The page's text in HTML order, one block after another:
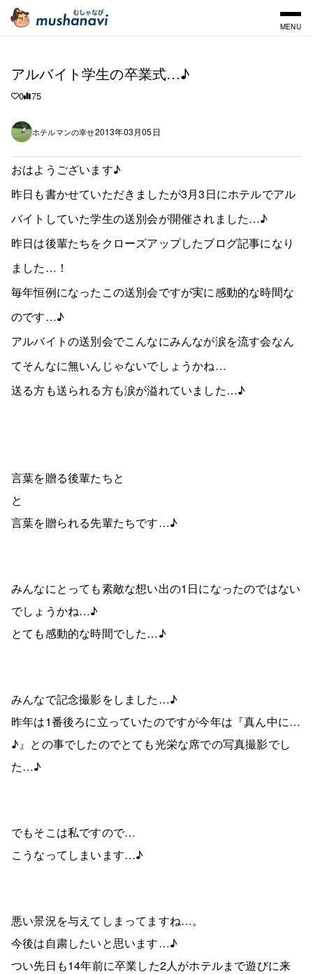
MENU
アルバイト学生の卒業式…♪
0 75
ホテルマンの幸せ2013年03月05日
おはようございます♪
昨日も書かせていただきましたが3月3日にホテルでアル
バイトしていた学生の送別会が開催されました…♪
昨日は後輩たちをクローズアップしたブログ記事になり
ました…！
毎年恒例になったこの送別会ですが実に感動的な時間な
のです…♪
アルバイトの送別会でこんなにみんなが涙を流す会なん
てそんなに無いんじゃないでしょうかね…
送る方も送られる方も涙が溢れていました…♪
言葉を贈る後輩たちと
と
言葉を贈られる先輩たちです…♪
みんなにとっても素敵な想い出の1日になったのではない
でしょうかね…♪
とても感動的な時間でした…♪
みんなで記念撮影をしました…♪
昨年は1番後ろに立っていたのですが今年は『真ん中に…
♪』との事でしたのでとても光栄な席での写真撮影でし
た…♪
でもそこは私ですので…
こうなってしまいます…♪
悪い景況を与えてしまってますね…。
今後は自粛したいと思います…♪
つい先日も14年前に卒業した2人がホテルまで遊びに来